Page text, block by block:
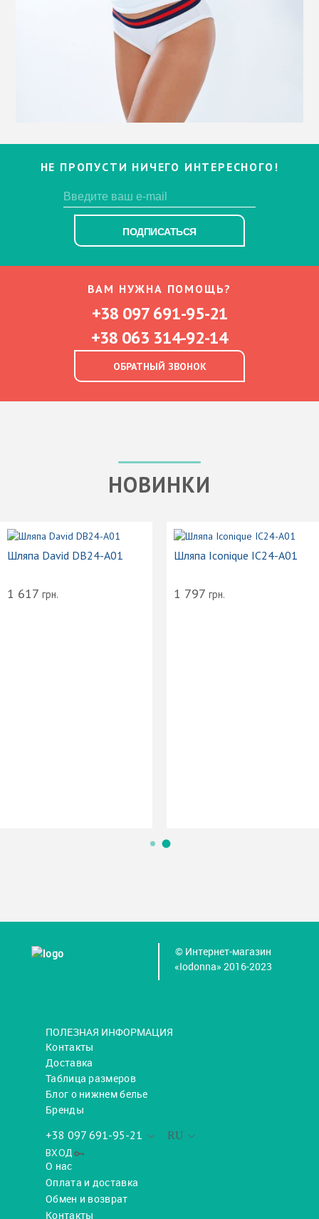
НЕ ПРОПУСТИ НИЧЕГО ИНТЕРЕСНОГО!
ПОДПИСАТЬСЯ
ВАМ НУЖНА ПОМОЩЬ?
+38 097 691-95-21
+38 063 314-92-14
ОБРАТНЫЙ ЗВОНОК
НОВИНКИ
Шляпа David DB24-A01
1 617 грн.
Шляпа Iconique IC24-A01
1 797 грн.
© Интернет-магазин
«Iodonna» 2016-2023
ПОЛЕЗНАЯ ИНФОРМАЦИЯ
Контакты
Доставка
Таблица размеров
Блог о нижнем белье
Бренды
RU
+38 097 691-95-21
ВХОД
О нас
Оплата и доставка
Обмен и возврат
Контакты